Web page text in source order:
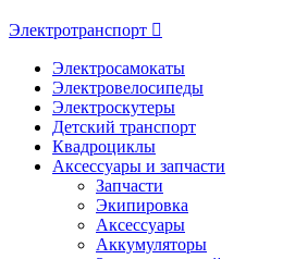
Электротранспорт
Электросамокаты
Электровелосипеды
Электроскутеры
Детский транспорт
Квадроциклы
Аксессуары и запчасти
Запчасти
Экипировка
Аксессуары
Аккумуляторы